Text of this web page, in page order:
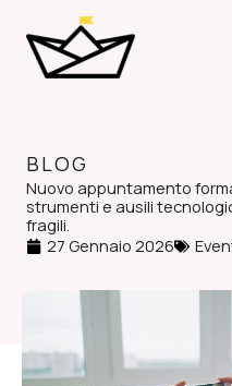
contenuto
BLOG
Nuovo appuntamento
strumenti e ausili
fragili.
27 Gennaio 2026